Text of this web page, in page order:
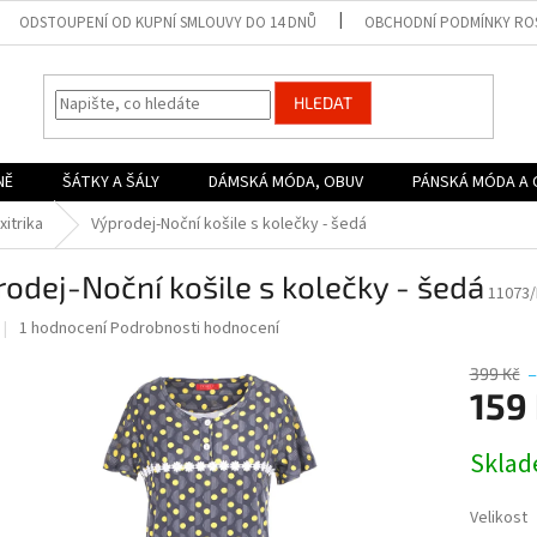
ODSTOUPENÍ OD KUPNÍ SMLOUVY DO 14 DNŮ OBCHODNÍ PODMÍNKY
HLEDAT
ŠÁTKY A ŠÁLY DÁMSKÁ MÓDA, OBUV PÁNSKÁ MÓDA A
Výprodej-Noční košile s kolečky - šedá
Noční košile s kolečky - šedá
Průměrné
1 hodnoceníPodrobnosti hodnocení
399 Kč
159
cena:
Velikost